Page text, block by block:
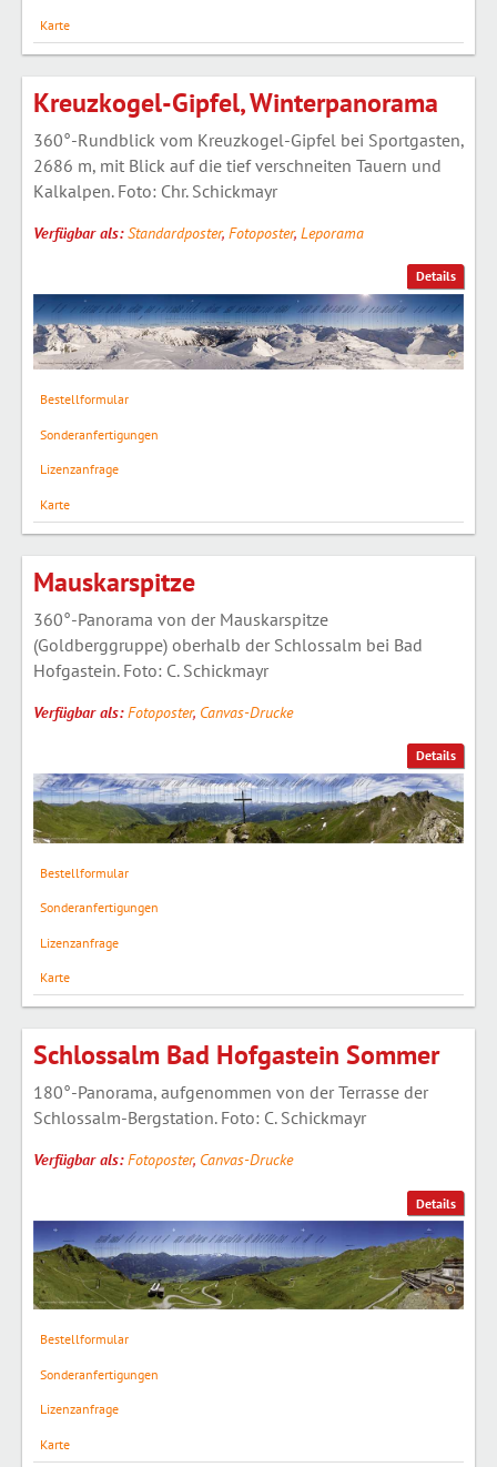
Karte
Details
Kreuzkogel-Gipfel, Winterpanorama
360°-Rundblick vom Kreuzkogel-Gipfel bei Sportgasten,
2686 m, mit Blick auf die tief verschneiten Tauern und
Kalkalpen. Foto: Chr. Schickmayr
Verfügbar als:Standardposter, Fotoposter, Leporama
Bestellformular
Sonderanfertigungen
Lizenzanfrage
Karte
Details
Mauskarspitze
360°-Panorama von der Mauskarspitze
(Goldberggruppe) oberhalb der Schlossalm bei Bad
Hofgastein. Foto: C. Schickmayr
Verfügbar als:Fotoposter, Canvas-Drucke
Bestellformular
Sonderanfertigungen
Lizenzanfrage
Karte
Details
Schlossalm Bad Hofgastein Sommer
180°-Panorama, aufgenommen von der Terrasse der
Schlossalm-Bergstation. Foto: C. Schickmayr
Verfügbar als:Fotoposter, Canvas-Drucke
Bestellformular
Sonderanfertigungen
Lizenzanfrage
Karte